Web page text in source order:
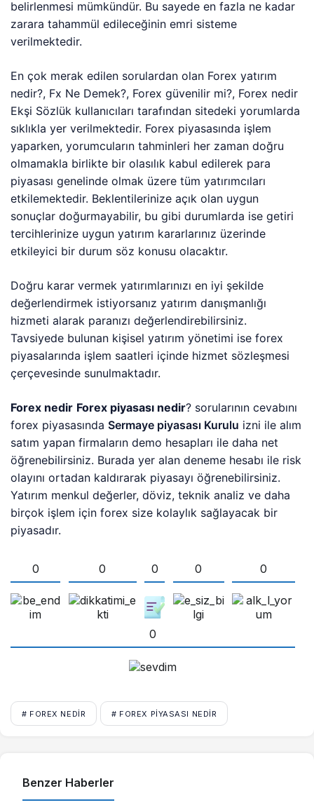
belirlenmesi mümkündür. Bu sayede en fazla ne kadar
zarara tahammül edileceğinin emri sisteme
verilmektedir.
En çok merak edilen sorulardan olan Forex yatırım
nedir?, Fx Ne Demek?, Forex güvenilir mi?, Forex nedir
Ekşi Sözlük kullanıcıları tarafından sitedeki yorumlarda
sıklıkla yer verilmektedir. Forex piyasasında işlem
yaparken, yorumcuların tahminleri her zaman doğru
olmamakla birlikte bir olasılık kabul edilerek para
piyasası genelinde olmak üzere tüm yatırımcıları
etkilemektedir. Beklentilerinize açık olan uygun
sonuçlar doğurmayabilir, bu gibi durumlarda ise getiri
tercihlerinize uygun yatırım kararlarınız üzerinde
etkileyici bir durum söz konusu olacaktır.
Doğru karar vermek yatırımlarınızı en iyi şekilde
değerlendirmek istiyorsanız yatırım danışmanlığı
hizmeti alarak paranızı değerlendirebilirsiniz.
Tavsiyede bulunan kişisel yatırım yönetimi ise forex
piyasalarında işlem saatleri içinde hizmet sözleşmesi
çerçevesinde sunulmaktadır.
Forex nedir Forex piyasası nedir? sorularının cevabını
forex piyasasındaSermaye piyasası Kurulu izni ile alım
satım yapan firmaların demo hesapları ile daha net
öğrenebilirsiniz. Burada yer alan deneme hesabı ile risk
olayını ortadan kaldırarak piyasayı öğrenebilirsiniz.
Yatırım menkul değerler, döviz, teknik analiz ve daha
birçok işlem için forex size kolaylık sağlayacak bir
piyasadır.
0 0 0 0 0
0
# FOREX NEDIR # FOREX PIYASASI NEDIR
Benzer Haberler